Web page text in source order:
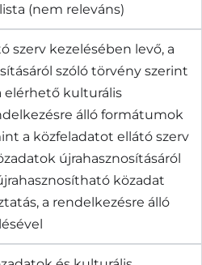
(nem releváns)
szerv kezelésében levő, a
szóló törvény szerint
elérhető kulturális
álló formátumok
a közfeladatot ellátó szerv
újrahasznosításáról
közadat
a rendelkezésre álló